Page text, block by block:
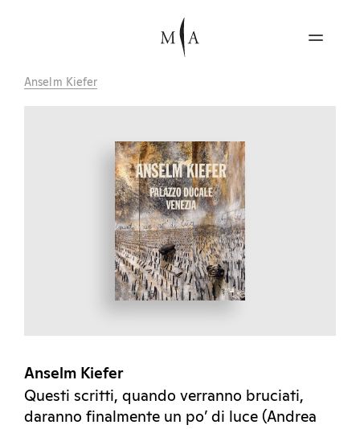
Anselm Kiefer
Anselm Kiefer
Questi scritti, quando verranno bruciati,
daranno finalmente un po’ di luce (Andrea